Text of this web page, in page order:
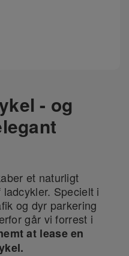
- og
et naturligt
Specielt i
og dyr parkering
går vi forrest i
at lease en